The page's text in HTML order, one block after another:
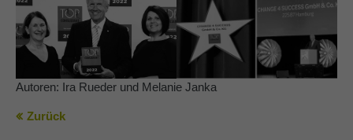
Autoren: Ira Rueder und Melanie Janka
Zurück